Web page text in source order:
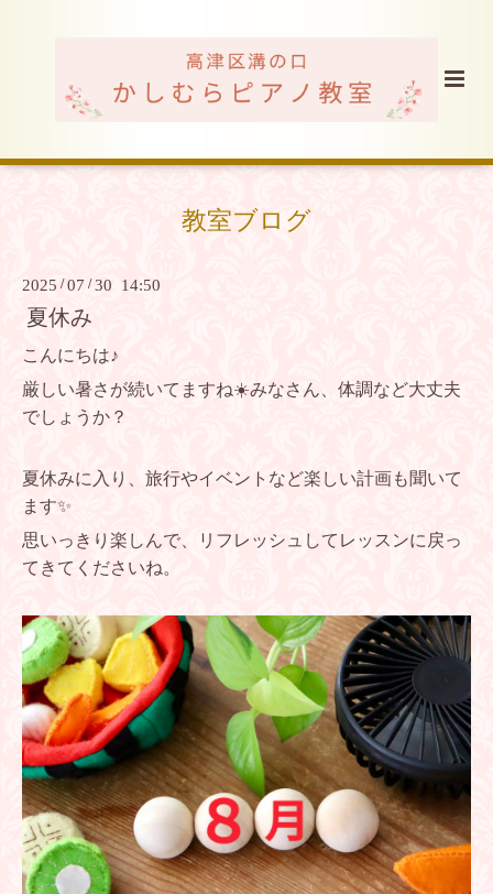
教室ブログ
2025 /07 /30 14:50
夏休み
こんにちは♪
厳しい暑さが続いてますね☀️みなさん、体調など大丈夫
でしょうか？
夏休みに入り、旅行やイベントなど楽しい計画も聞いて
ます✨
思いっきり楽しんで、リフレッシュしてレッスンに戻っ
てきてくださいね。